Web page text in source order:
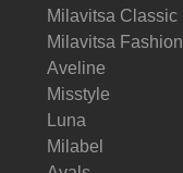
Milavitsa Classic
Milavitsa Fashion
Aveline
Misstyle
Luna
Milabel